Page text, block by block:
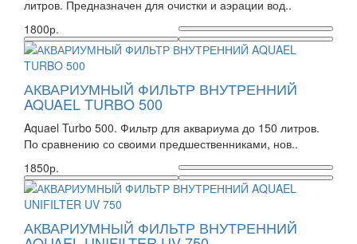
литров. Предназначен для очистки и аэрации вод..
1800р.
АКВАРИУМНЫЙ ФИЛЬТР ВНУТРЕННИЙ
AQUAEL TURBO 500
Aquael Turbo 500. Фильтр для аквариума до 150 литров.
По сравнению со своими предшественниками, нов..
1850р.
АКВАРИУМНЫЙ ФИЛЬТР ВНУТРЕННИЙ